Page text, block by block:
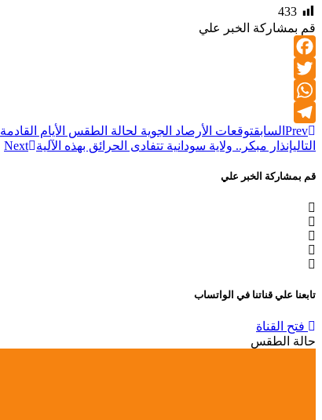
433
قم بمشاركة الخبر علي
Facebook
Twitter
WhatsApp
Telegram
Prev السابقتوقعات الأرصاد الجوية لحالة الطقس الأيام القادمة
التاليإنذار مبكر.. ولاية سودانية تتفادى الحرائق بهذه الآلية Next
قم بمشاركة الخبر علي
تابعنا علي قناتنا في الواتساب
فتح القناة
حالة الطقس